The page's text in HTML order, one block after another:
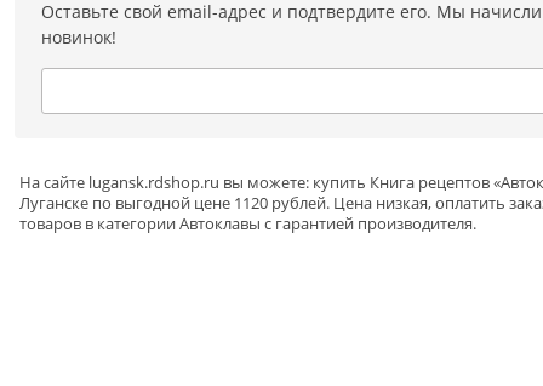
Оставьте свой email-адрес и подтвердите его. Мы
новинок!
На сайте lugansk.rdshop.ru вы можете: купить Книга рецептов
Луганске по выгодной цене 1120 рублей. Цена низкая, оплатить
товаров в категорииАвтоклавы с гарантией производителя.